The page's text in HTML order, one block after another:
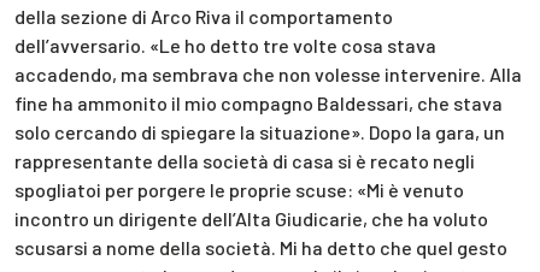
della sezione di Arco Riva il comportamento
dell’avversario. «Le ho detto tre volte cosa stava
accadendo, ma sembrava che non volesse intervenire. Alla
fine ha ammonito il mio compagno Baldessari, che stava
solo cercando di spiegare la situazione». Dopo la gara, un
rappresentante della società di casa si è recato negli
spogliatoi per porgere le proprie scuse: «Mi è venuto
incontro un dirigente dell’Alta Giudicarie, che ha voluto
scusarsi a nome della società. Mi ha detto che quel gesto